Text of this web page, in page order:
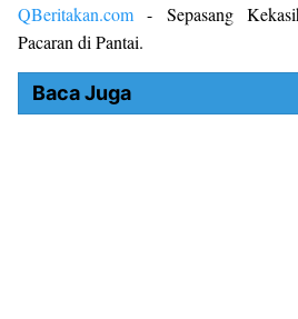
QBeritakan.com - Sepasang
Pacaran di Pantai.
Baca Juga